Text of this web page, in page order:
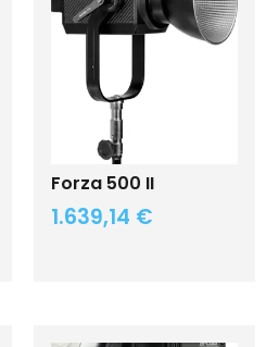
Forza 500 II
1.639,14 €